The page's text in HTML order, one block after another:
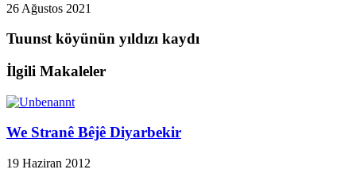
26 Ağustos 2021
Tuunst köyünün yıldızı kaydı
İlgili Makaleler
We Stranê Bêjê Diyarbekir
19 Haziran 2012